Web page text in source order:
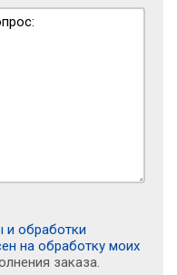
и обработки
на обработку моих
заказа.